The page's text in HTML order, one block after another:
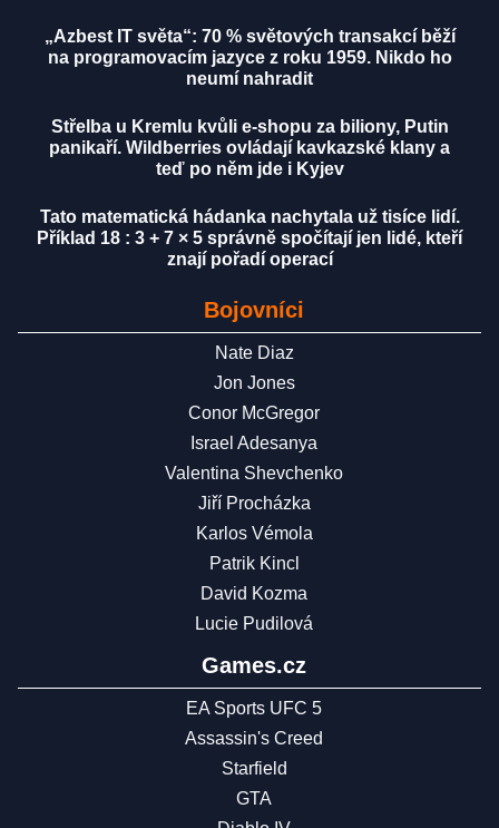
„Azbest IT světa“: 70 % světových transakcí běží
na programovacím jazyce z roku 1959. Nikdo ho
neumí nahradit
Střelba u Kremlu kvůli e-shopu za biliony, Putin
panikaří. Wildberries ovládají kavkazské klany a
teď po něm jde i Kyjev
Tato matematická hádanka nachytala už tisíce lidí.
Příklad 18 : 3 + 7 × 5 správně spočítají jen lidé, kteří
znají pořadí operací
Bojovníci
Nate Diaz
Jon Jones
Conor McGregor
Israel Adesanya
Valentina Shevchenko
Jiří Procházka
Karlos Vémola
Patrik Kincl
David Kozma
Lucie Pudilová
Games.cz
EA Sports UFC 5
Assassin's Creed
Starfield
GTA